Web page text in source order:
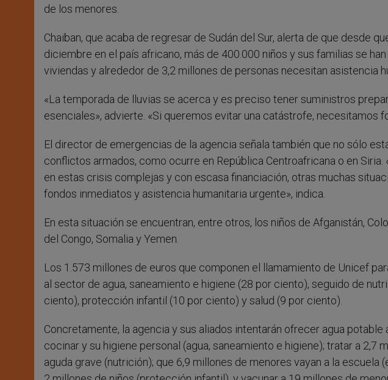
de los menores.
Chaiban, que acaba de regresar de Sudán del Sur, alerta de que desde
diciembre en el país africano, más de 400.000 niños y sus familias se
viviendas y alrededor de 3,2 millones de personas necesitan asistencia
«La temporada de lluvias se acerca y es preciso tener suministros
esenciales», advierte. «Si queremos evitar una catástrofe, necesitamos
El director de emergencias de la agencia señala también que no sólo
conflictos armados, como ocurre en República Centroafricana o en
en estas crisis complejas y con escasa financiación, otras muchas
fondos inmediatos y asistencia humanitaria urgente», indica.
En esta situación se encuentran, entre otros, los niños de Afganistán,
del Congo, Somalia y Yemen.
Los 1.573 millones de euros que componen el llamamiento de Unicef
al sector de agua, saneamiento e higiene (28 por ciento), seguido de
ciento), protección infantil (10 por ciento) y salud (9 por ciento).
Concretamente, la agencia y sus aliados intentarán ofrecer agua potable
cocinar y su higiene personal (agua, saneamiento e higiene); tratar a 2,7
aguda grave (nutrición); que 6,9 millones de menores vayan a la